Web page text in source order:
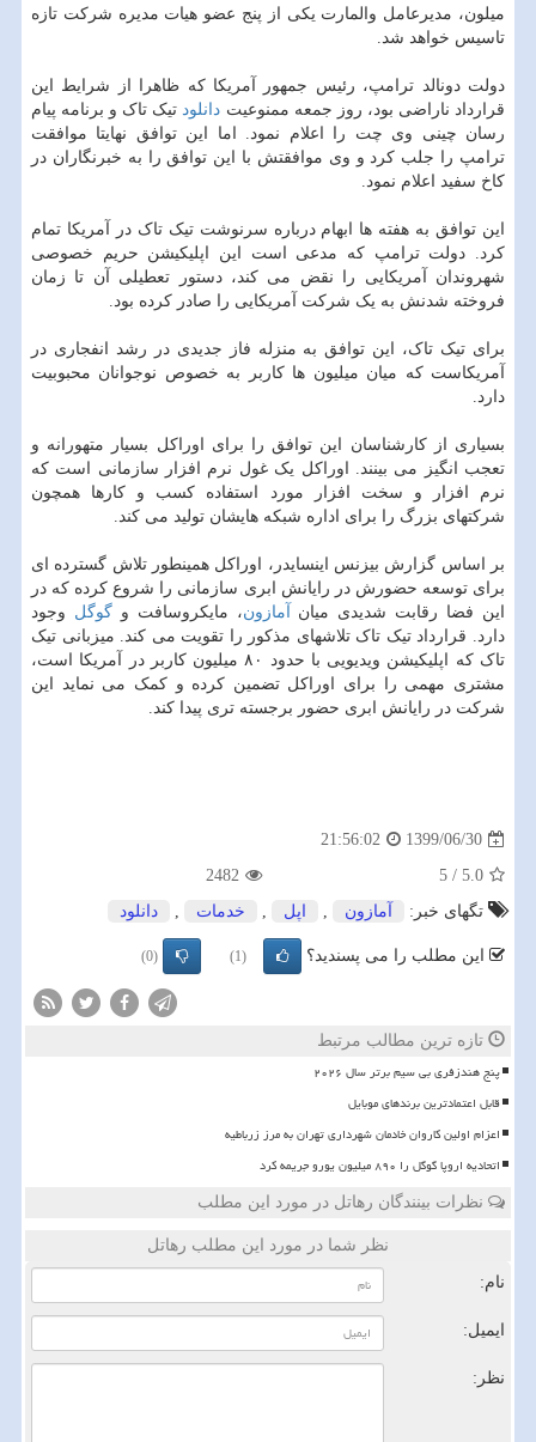
میلون، مدیرعامل والمارت یکی از پنج عضو هیات مدیره شرکت تازه
تاسیس خواهد شد.
دولت دونالد ترامپ، رئیس جمهور آمریکا که ظاهرا از شرایط این
قرارداد ناراضی بود، روز جمعه ممنوعیت دانلود تیک تاک و برنامه پیام
رسان چینی وی چت را اعلام نمود. اما این توافق نهایتا موافقت
ترامپ را جلب کرد و وی موافقتش با این توافق را به خبرنگاران در
کاخ سفید اعلام نمود.
این توافق به هفته ها ابهام درباره سرنوشت تیک تاک در آمریکا تمام
کرد. دولت ترامپ که مدعی است این اپلیکیشن حریم خصوصی
شهروندان آمریکایی را نقض می کند، دستور تعطیلی آن تا زمان
فروخته شدنش به یک شرکت آمریکایی را صادر کرده بود.
برای تیک تاک، این توافق به منزله فاز جدیدی در رشد انفجاری در
آمریکاست که میان میلیون ها کاربر به خصوص نوجوانان محبوبیت
دارد.
بسیاری از کارشناسان این توافق را برای اوراکل بسیار متهورانه و
تعجب انگیز می بینند. اوراکل یک غول نرم افزار سازمانی است که
نرم افزار و سخت افزار مورد استفاده کسب و کارها همچون
شرکتهای بزرگ را برای اداره شبکه هایشان تولید می کند.
بر اساس گزارش بیزنس اینسایدر، اوراکل همینطور تلاش گسترده ای
برای توسعه حضورش در رایانش ابری سازمانی را شروع کرده که در
این فضا رقابت شدیدی میان آمازون، مایکروسافت وگوگل وجود
دارد. قرارداد تیک تاک تلاشهای مذکور را تقویت می کند. میزبانی تیک
تاک که اپلیکیشن ویدیویی با حدود ۸۰ میلیون کاربر در آمریکا است،
مشتری مهمی را برای اوراکل تضمین کرده و کمک می نماید این
شرکت در رایانش ابری حضور برجسته تری پیدا کند.
1399/06/30
21:56:02
5.0
/
5
2482
تگهای خبر:
آمازون , اپل , خدمات , دانلود
این مطلب را می پسندید؟ (1)
(0)
تازه ترین مطالب مرتبط
پنج هندزفری بی سیم برتر سال ۲۰۲۶
قابل اعتمادترین برندهای موبایل
اعزام اولین کاروان خادمان شهرداری تهران به مرز زرباطیه
اتحادیه اروپا گوگل را ۸۹۰ میلیون یورو جریمه کرد
نظرات بینندگان رهاتل در مورد این مطلب
نظر شما در مورد این مطلب رهاتل
نام:
ایمیل:
نظر: